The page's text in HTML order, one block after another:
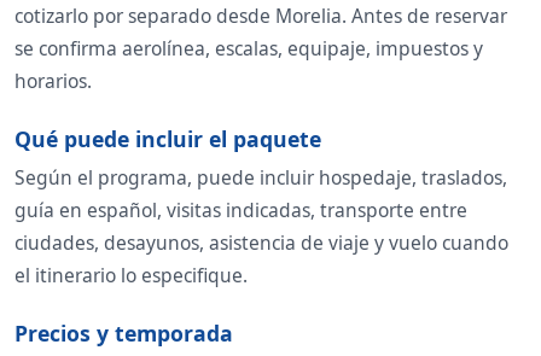
cotizarlo por separado desde Morelia. Antes de reservar
se confirma aerolínea, escalas, equipaje, impuestos y
horarios.
Qué puede incluir el paquete
Según el programa, puede incluir hospedaje, traslados,
guía en español, visitas indicadas, transporte entre
ciudades, desayunos, asistencia de viaje y vuelo cuando
el itinerario lo especifique.
Precios y temporada